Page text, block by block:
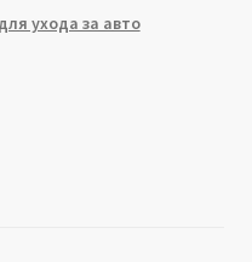
ухода за авто